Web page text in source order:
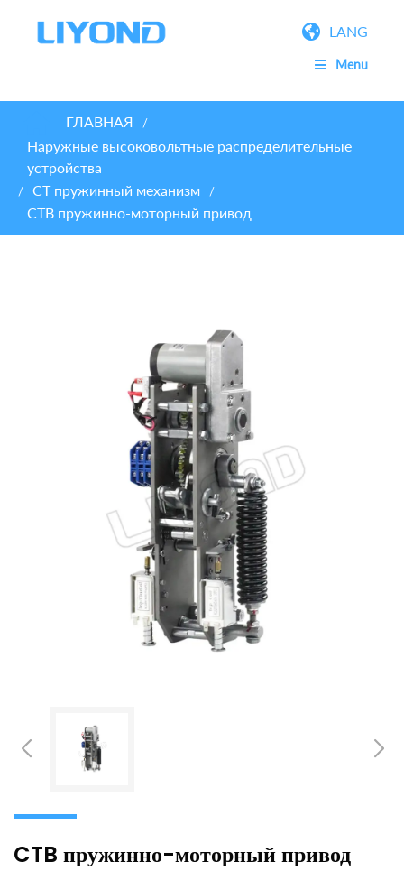
LANG
Menu
ГЛАВНАЯ /
Наружные высоковольтные распределительные
устройства
/ CT пружинный механизм /
CTB пружинно-моторный привод
CTB пружинно-моторный привод